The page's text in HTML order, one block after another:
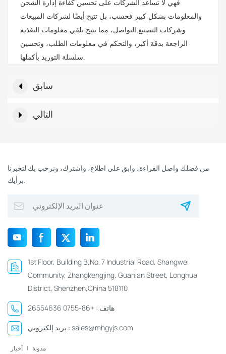
فهي لا تساعد الشركات على تحسين كفاءة إدارة الشحن
والمعلومات بشكل كبير فحسب، بل تتيح أيضًا لشركات المبيعات
وشركات التصنيع التواصل، مما يتيح تلقي معلومات التغذية
الراجعة بدقة أكبر، والتحكم في معلومات الطلب، وتحسين
سلسلة التوريد بأكملها.
سابق
التالي
من فضلك واصل القراءة، وابق على اطلاع، واشترك، ونرحب بك لتخبرنا
برأيك.
1st Floor, Building B,No. 7 Industrial Road, Shangwei
Community, Zhangkengjing, Guanlan Street, Longhua
District, Shenzhen,China 518110
هاتف : +86-0755 26554636
بريد إلكتروني : sales@mhgyjs.com
مدونة | أخبار